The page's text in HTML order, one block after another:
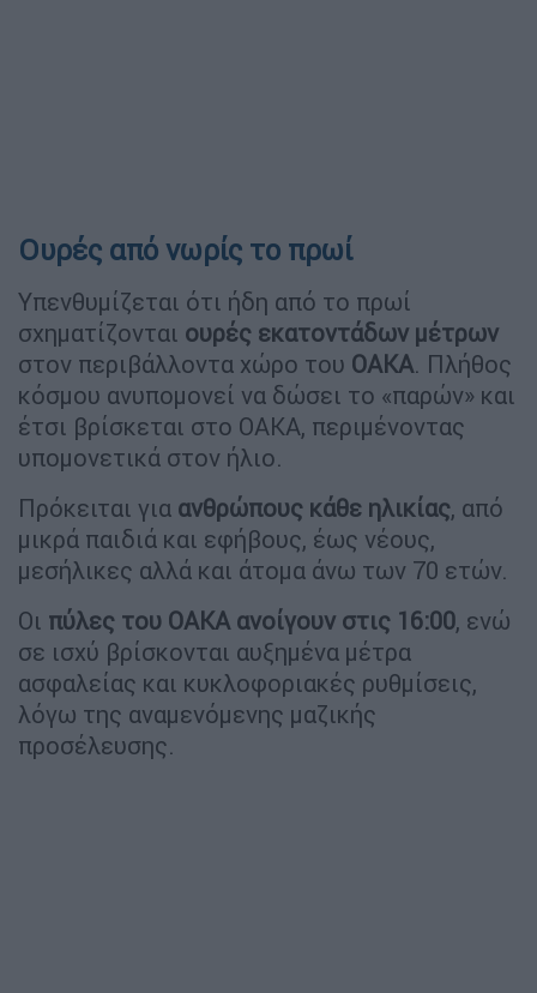
Ουρές από νωρίς το πρωί
Υπενθυμίζεται ότι ήδη από το πρωί
σχηματίζονται ουρές εκατοντάδων μέτρων
στον περιβάλλοντα χώρο του ΟΑΚΑ. Πλήθος
κόσμου ανυπομονεί να δώσει το «παρών» και
έτσι βρίσκεται στο ΟΑΚΑ, περιμένοντας
υπομονετικά στον ήλιο.
Πρόκειται για ανθρώπους κάθε ηλικίας, από
μικρά παιδιά και εφήβους, έως νέους,
μεσήλικες αλλά και άτομα άνω των 70 ετών.
Οι πύλες του ΟΑΚΑ ανοίγουν στις 16:00, ενώ
σε ισχύ βρίσκονται αυξημένα μέτρα
ασφαλείας και κυκλοφοριακές ρυθμίσεις,
λόγω της αναμενόμενης μαζικής
προσέλευσης.